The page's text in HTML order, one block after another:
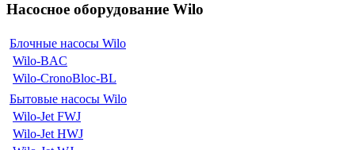
Насосное оборудование Wilo
Блочные насосы Wilo
Wilo-BAC
Wilo-CronoBloc-BL
Бытовые насосы Wilo
Wilo-Jet FWJ
Wilo-Jet HWJ